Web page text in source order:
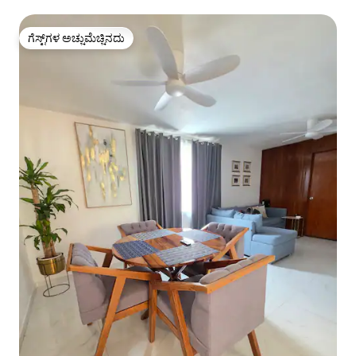
ಗೆಸ್ಟ್‌ಗಳ ಅಚ್ಚುಮೆಚ್ಚಿನದು
ಗೆಸ್ಟ್‌ಗಳ ಅಚ್ಚುಮೆಚ್ಚಿನದು